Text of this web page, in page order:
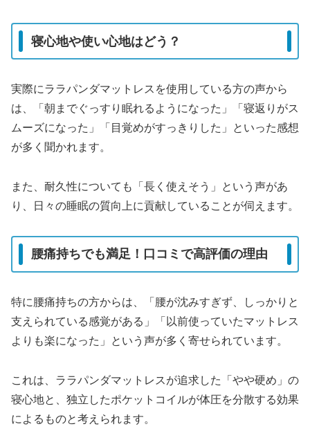
寝心地や使い心地はどう？
実際にララパンダマットレスを使用している方の声から
は、「朝までぐっすり眠れるようになった」「寝返りがス
ムーズになった」「目覚めがすっきりした」といった感想
が多く聞かれます。
また、耐久性についても「長く使えそう」という声があ
り、日々の睡眠の質向上に貢献していることが伺えます。
腰痛持ちでも満足！口コミで高評価の理由
特に腰痛持ちの方からは、「腰が沈みすぎず、しっかりと
支えられている感覚がある」「以前使っていたマットレス
よりも楽になった」という声が多く寄せられています。
これは、ララパンダマットレスが追求した「やや硬め」の
寝心地と、独立したポケットコイルが体圧を分散する効果
によるものと考えられます。